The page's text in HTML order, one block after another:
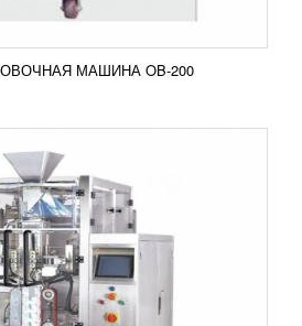
МАШИНА OB-200
МАШИНА AG-M82